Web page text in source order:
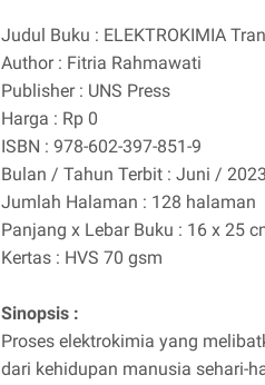
Judul Buku : ELEKTROKIMIA
Author : Fitria Rahmawati
Publisher : UNS Press
Harga : Rp 0
ISBN : 978-602-397-851-9
Bulan / Tahun Terbit : Juni / 2023
Jumlah Halaman : 128 halaman
Panjang x Lebar Buku : 16 x 25
Kertas : HVS 70 gsm
Sinopsis :
Proses elektrokimia yang
dari kehidupan manusia sehari-